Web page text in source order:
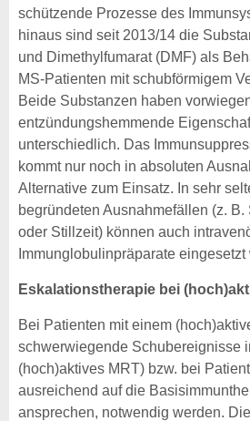
schützende Prozesse des
hinaus sind seit 2013/14 die
und Dimethylfumarat (DMF) als
MS-Patienten mit schubförmigem
Beide Substanzen haben
entzündungshemmende
unterschiedlich. Das
kommt nur noch in absoluten
Alternative zum Einsatz. In sehr
begründeten Ausnahmefällen (z.
oder Stillzeit) können auch
Immunglobulinpräparate eingesetzt
Eskalationstherapie bei
Bei Patienten mit einem
schwerwiegende Schubereignisse
(hoch)aktives MRT) bzw. bei
ausreichend auf die
ansprechen, notwendig werden.